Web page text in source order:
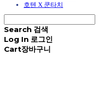
호텐 X 쿤타치
Search 검색
Log In 로그인
Cart장바구니